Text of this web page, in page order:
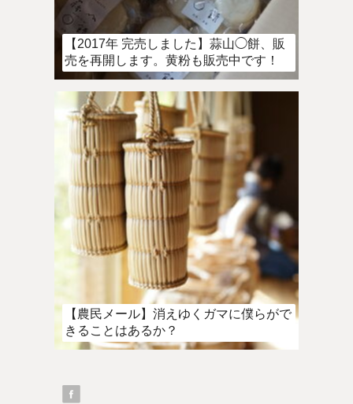
【2017年 完売しました】蒜山◯餅、販
売を再開します。黄粉も販売中です！
【農民メール】消えゆくガマに僕らがで
きることはあるか？